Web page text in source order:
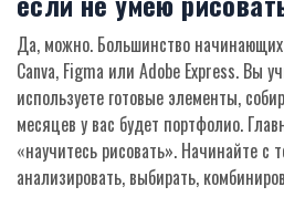
Да, можно. Большинство
Canva, Figma или Adobe Express. Вы
используете готовые элементы,
месяцев у вас будет портфолио.
«научитесь рисовать». Начинайте с
анализировать, выбирать,